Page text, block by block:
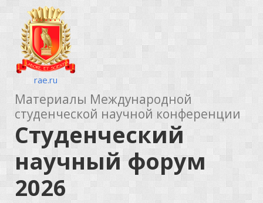
rae.ru
Материалы Международной
студенческой научной конференции
Студенческий
научный форум
2026